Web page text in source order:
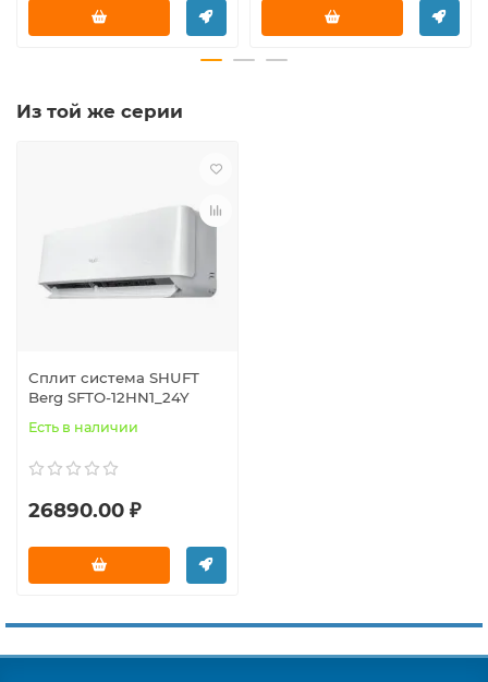
Из той же серии
Сплит система SHUFT
Berg SFTO-12HN1_24Y
Есть в наличии
26890.00 ₽